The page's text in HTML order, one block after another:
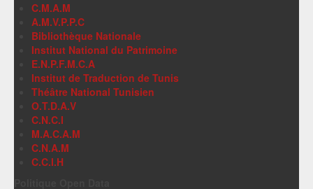
C.M.A.M
A.M.V.P.P.C
Bibliothèque Nationale
Institut National du Patrimoine
E.N.P.F.M.C.A
Institut de Traduction de Tunis
Théâtre National Tunisien
O.T.D.A.V
C.N.C.I
M.A.C.A.M
C.N.A.M
C.C.I.H